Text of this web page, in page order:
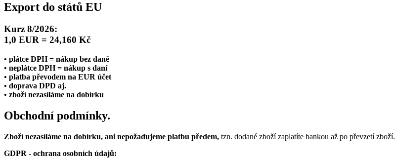
Export do států EU
Kurz 8/2026:
1,0 EUR = 24,160 Kč
• plátce DPH = nákup bez daně
• neplátce DPH = nákup s daní
• platba převodem na EUR účet
• doprava DPD aj.
• zboží nezasíláme na dobírku
Obchodní podmínky.
Zboží nezasíláme na dobírku, ani nepožadujeme platbu předem, tzn. dodané zboží zaplatíte bankou až po převzetí zboží.
GDPR - ochrana osobních údajů: